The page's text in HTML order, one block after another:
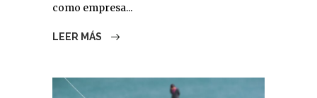
como empresa...
LEER MÁS